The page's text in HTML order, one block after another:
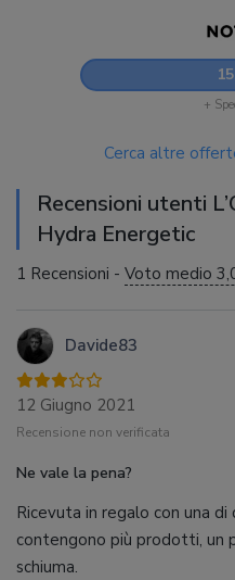
+
Cerca altre
Recensioni utenti
Hydra Energetic
1 Recensioni - Voto medio
Davide83
12 Giugno 2021
Recensione non verificata
Ne vale la pena?
Ricevuta in regalo con una
contengono più prodotti, un
schiuma.